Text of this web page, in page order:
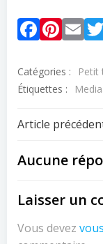
Catégories : Petit
Étiquettes :
de
Article
Aucune
Laisser un
Vous devez